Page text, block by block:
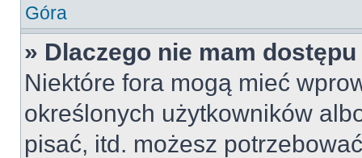
Góra
» Dlaczego nie mam
Niektóre fora mogą mieć
określonych użytkowników
pisać, itd. możesz